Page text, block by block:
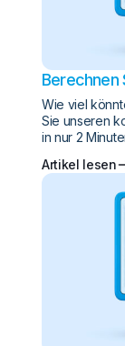
Berechnen
Flotte
Wie viel
Sie unseren
in nur 2
Artikel lesen